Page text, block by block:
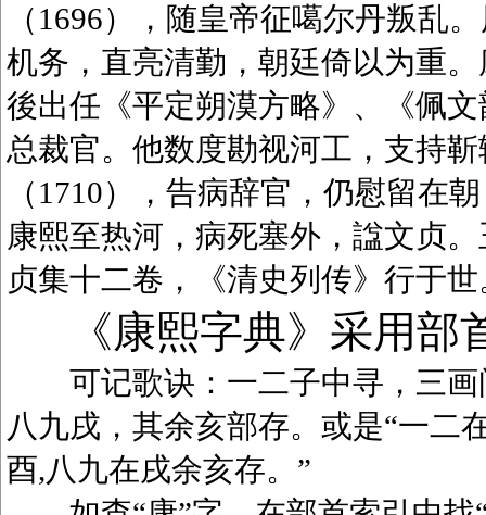
（1696），随皇帝征噶尔丹叛乱
机务，直亮清勤，朝廷倚以为重
後出任《平定朔漠方略》、《佩
总裁官。他数度勘视河工，支持
（1710），告病辞官，仍慰留在
康熙至热河，病死塞外，諡文贞
贞集十二卷，《清史列传》行于世
《康熙字典》采用
可记歌诀：一二子中寻，三画
八九戌，其余亥部存。或是“一二
酉,八九在戌余亥存。”